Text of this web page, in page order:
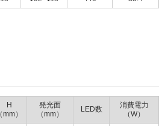
H
（mm）
発光面
（mm）
LED数
消費電力
（W）